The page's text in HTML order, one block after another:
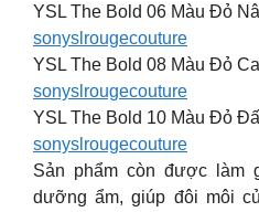
YSL The Bold 06 Màu Đỏ
sonyslrougecouture
YSL The Bold 08 Màu Đỏ
sonyslrougecouture
YSL The Bold 10 Màu Đỏ
sonyslrougecouture
Sản phẩm còn được làm
dưỡng ẩm, giúp đôi môi